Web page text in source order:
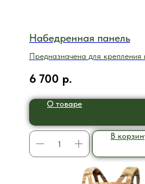
Набедренная панель
Предназначена для крепления
6 700 р.
О товаре
В